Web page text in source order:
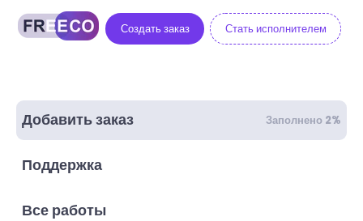
Создать заказ Стать исполнителем
Добавить заказ Заполнено 2%
Поддержка
Все работы